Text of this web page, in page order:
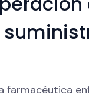
farmacéutica